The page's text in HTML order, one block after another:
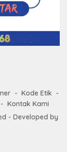
Kode Etik
Kontak Kami
- Developed by